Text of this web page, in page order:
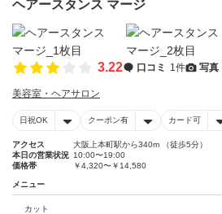
ヘアースタンス マージ
3.22 口コミ 1件 写真
美容室・ヘアサロン
日祝OK クーポン有 カード可
アクセス
大阪上本町駅から340m （徒歩5分）
本日の営業状況 10:00〜19:00
価格帯
￥4,320〜￥14,580
メニュー
カット